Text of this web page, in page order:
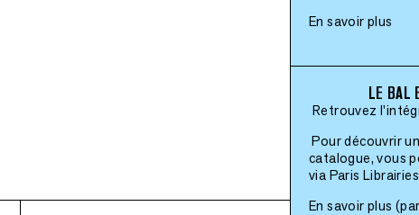
En savoir plus
LE BAL
Retrouvez
Pour découvrir
catalogue, vous
via Paris
En savoir plus